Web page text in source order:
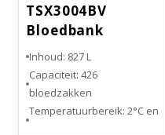
TSX3004BV
Bloedbank
Koelkast
Inhoud: 827 L
Capaciteit: 426
bloedzakken
Temperatuurbereik: 2°C en